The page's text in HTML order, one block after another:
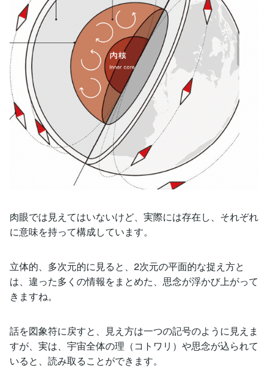
肉眼では見えてはいないけど、実際には存在し、それぞれ
に意味を持って構成しています。
立体的、多次元的に見ると、2次元の平面的な捉え方と
は、違った多くの情報をまとめた、思念が浮かび上がって
きますね。
話を図象符に戻すと、見え方は一つの記号のように見えま
すが、実は、宇宙全体の理（コトワリ）や思念が込られて
いると、読み取ることができます。